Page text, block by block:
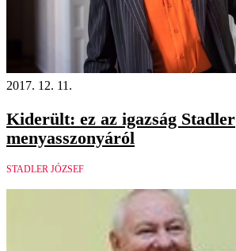
2017. 12. 11.
Kiderült: ez az igazság Stadler
menyasszonyáról
STADLER JÓZSEF